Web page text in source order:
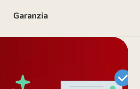
Garanzia